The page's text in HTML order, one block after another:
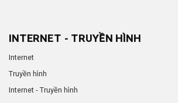
INTERNET - TRUYỀN HÌNH
Internet
Truyền hình
Internet - Truyền hình